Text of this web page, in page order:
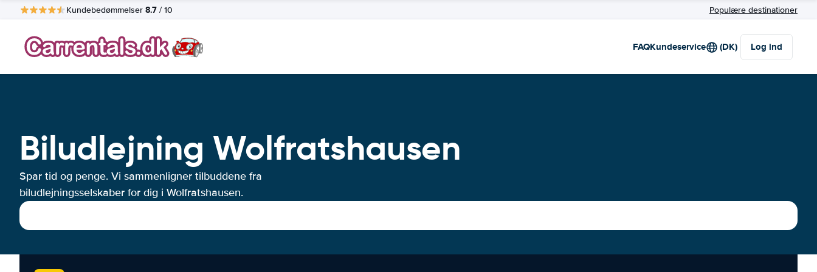
Kundebedømmelser 8.7 / 10 Populære destinationer
FAQKundeservice (DK) Log ind
Biludlejning Wolfratshausen
Spar tid og penge. Vi sammenligner tilbuddene fra
biludlejningsselskaber for dig i Wolfratshausen.